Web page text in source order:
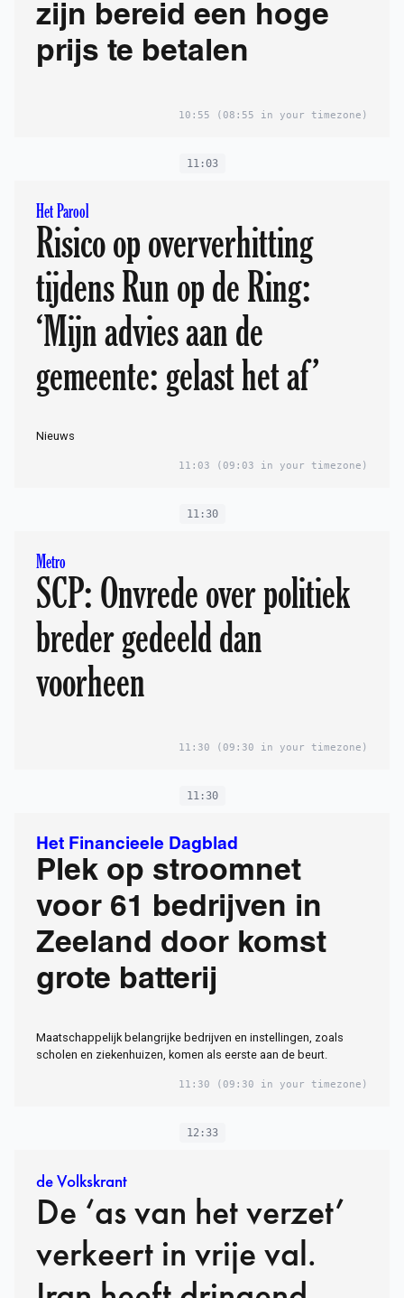
zijn bereid een hoge
prijs te betalen
10:55 (08:55 in your timezone)
11:03
Het Parool
Risico op oververhitting
tijdens Run op de Ring:
‘Mijn advies aan de
gemeente: gelast het af’
Nieuws
11:03 (09:03 in your timezone)
11:30
Metro
SCP: Onvrede over politiek
breder gedeeld dan
voorheen
11:30 (09:30 in your timezone)
11:30
Het Financieele Dagblad
Plek op stroomnet
voor 61 bedrijven in
Zeeland door komst
grote batterij
Maatschappelijk belangrijke bedrijven en instellingen, zoals
scholen en ziekenhuizen, komen als eerste aan de beurt.
11:30 (09:30 in your timezone)
12:33
de Volkskrant
De ‘as van het verzet’
verkeert in vrije val.